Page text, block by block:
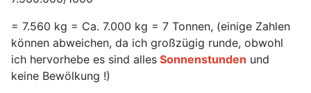
= 7.560 kg = Ca. 7.000 kg = 7 Tonnen, (einige Zahlen
können abweichen, da ich großzügig runde, obwohl
ich hervorhebe es sind alles Sonnenstunden und
keine Bewölkung !)